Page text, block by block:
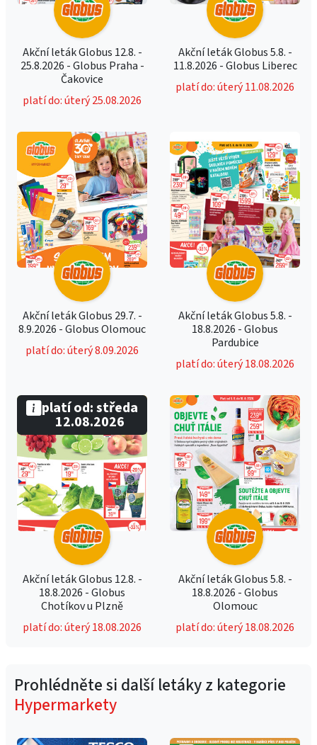
Akční leták Globus 12.8. -
25.8.2026 - Globus Praha -
Čakovice
platí do: úterý 25.08.2026
Akční leták Globus 5.8. -
11.8.2026 - Globus Liberec
platí do: úterý 11.08.2026
Akční leták Globus 29.7. -
8.9.2026 - Globus Olomouc
platí do: úterý 8.09.2026
Akční leták Globus 5.8. -
18.8.2026 - Globus
Pardubice
platí do: úterý 18.08.2026
Akční leták Globus 12.8. -
18.8.2026 - Globus
Chotíkov u Plzně
platí do: úterý 18.08.2026
platí od: středa
12.08.2026
Akční leták Globus 5.8. -
18.8.2026 - Globus
Olomouc
platí do: úterý 18.08.2026
Prohlédněte si další letáky z kategorie
Hypermarkety